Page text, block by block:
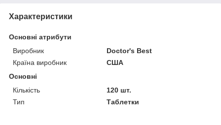
Характеристики
Основні атрибути
Виробник
Doctor's Best
Країна виробник
США
Основні
Кількість
120 шт.
Тип
Таблетки